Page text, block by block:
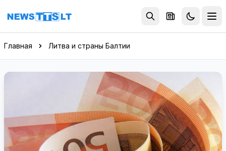
Перейти к содержимому
Главная Литва и страны Балтии